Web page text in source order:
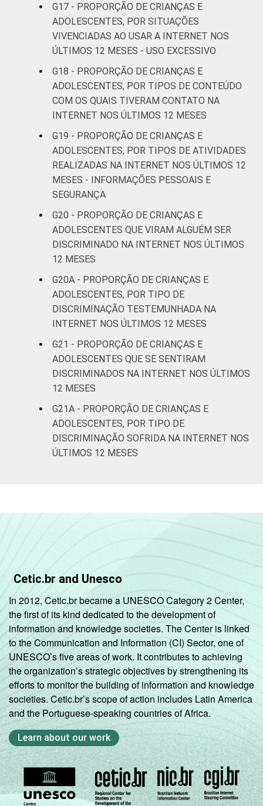
G17 - PROPORÇÃO DE CRIANÇAS E
ADOLESCENTES, POR SITUAÇÕES
VIVENCIADAS AO USAR A INTERNET NOS
ÚLTIMOS 12 MESES - USO EXCESSIVO
G18 - PROPORÇÃO DE CRIANÇAS E
ADOLESCENTES, POR TIPOS DE CONTEÚDO
COM OS QUAIS TIVERAM CONTATO NA
INTERNET NOS ÚLTIMOS 12 MESES
G19 - PROPORÇÃO DE CRIANÇAS E
ADOLESCENTES, POR TIPOS DE ATIVIDADES
REALIZADAS NA INTERNET NOS ÚLTIMOS 12
MESES - INFORMAÇÕES PESSOAIS E
SEGURANÇA
G20 - PROPORÇÃO DE CRIANÇAS E
ADOLESCENTES QUE VIRAM ALGUÉM SER
DISCRIMINADO NA INTERNET NOS ÚLTIMOS
12 MESES
G20A - PROPORÇÃO DE CRIANÇAS E
ADOLESCENTES, POR TIPO DE
DISCRIMINAÇÃO TESTEMUNHADA NA
INTERNET NOS ÚLTIMOS 12 MESES
G21 - PROPORÇÃO DE CRIANÇAS E
ADOLESCENTES QUE SE SENTIRAM
DISCRIMINADOS NA INTERNET NOS ÚLTIMOS
12 MESES
G21A - PROPORÇÃO DE CRIANÇAS E
ADOLESCENTES, POR TIPO DE
DISCRIMINAÇÃO SOFRIDA NA INTERNET NOS
ÚLTIMOS 12 MESES
Cetic.br and Unesco
In 2012, Cetic.br became a UNESCO Category 2 Center,
the first of its kind dedicated to the development of
information and knowledge societies. The Center is linked
to the Communication and Information (CI) Sector, one of
UNESCO’s five areas of work. It contributes to achieving
the organization’s strategic objectives by strengthening its
efforts to monitor the building of information and knowledge
societies. Cetic.br’s scope of action includes Latin America
and the Portuguese-speaking countries of Africa.
Learn about our work